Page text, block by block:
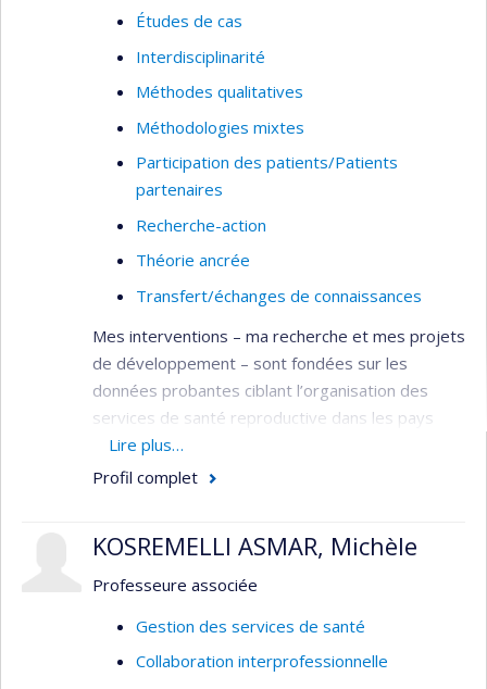
Études de cas
Interdisciplinarité
Méthodes qualitatives
Méthodologies mixtes
Participation des patients/Patients
partenaires
Recherche-action
Théorie ancrée
Transfert/échanges de connaissances
Mes interventions – ma recherche et mes projets
de développement – sont fondées sur les
données probantes ciblant l’organisation des
services de santé reproductive dans les pays
francophones en développement,
particulièrement: le système socio-culturel et
avec la femme, lois et règlementation
correspondante, marketing social, empowerment
système éducationnel (évaluation de la formation
et de la pratique basée sur les données
Lire plus…
Profil complet
KOSREMELLI ASMAR, Michèle
Professeure associée
Gestion des services de santé
Collaboration interprofessionnelle